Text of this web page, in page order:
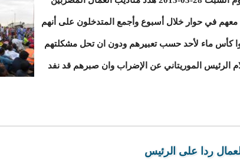
معهم في حوار خلال أسبوع وأجمع المتدخلون على أنهم
كأس ماء لأحد حسب تعبيرهم ودون ان تحل مشكلتهم
الرئيس الموريتاني عن الإضراب وان صبرهم قد نفد
ردا على الرئيس